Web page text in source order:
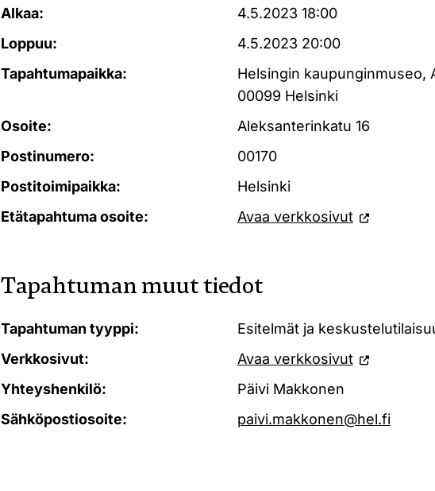
Alkaa:
4.5.2023 18:00
Loppuu:
4.5.2023 20:00
Tapahtumapaikka:
Helsingin kaupunginmuseo,
00099 Helsinki
Osoite:
Aleksanterinkatu 16
Postinumero:
00170
Postitoimipaikka:
Helsinki
Etätapahtuma osoite:
Avaa verkkosivut
Tapahtuman muut tiedot
Tapahtuman tyyppi:
Esitelmät ja
Verkkosivut:
Avaa verkkosivut
Yhteyshenkilö:
Päivi Makkonen
Sähköpostiosoite:
paivi.makkonen@hel.fi